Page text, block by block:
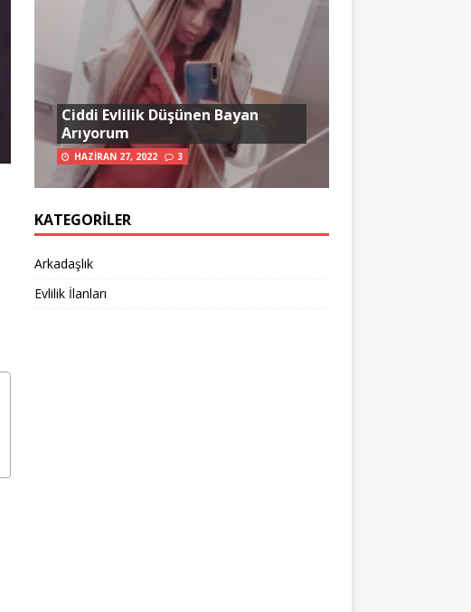
Ciddi Evlilik Düşünen Bayan
Arıyorum
HAZIRAN 27, 2022 3
KATEGORILER
Arkadaşlık
Evlilik İlanları